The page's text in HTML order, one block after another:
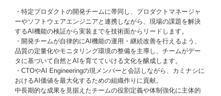
・特定プロダクトの開発チームに帯同し、プロダクトマネージャ
ーやソフトウェアエンジニアと連携しながら、現場の課題を解決
するAI機能の検証から実装までを技術面からリードします。
・開発チームが自律的にAI機能の運用・継続改善を行えるよう、
品質の定量化やモニタリング環境の整備を主導し、チームがデー
タに基づいて自然とAIを育てていける文化を醸成します。
・CTOやAI Engineeringの現メンバーと会話しながら、カミナシに
おけるAI価値を最大化するための組織作りに貢献。
中長期的な成果を見据えたチームの役割定義や体制強化に主体的